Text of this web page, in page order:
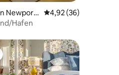
Newport
Durchschnittliche
4,92 (36)
Hafen